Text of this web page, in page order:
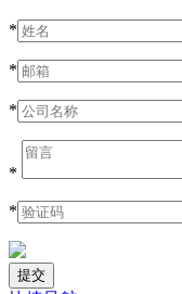
*
*
*
*
*